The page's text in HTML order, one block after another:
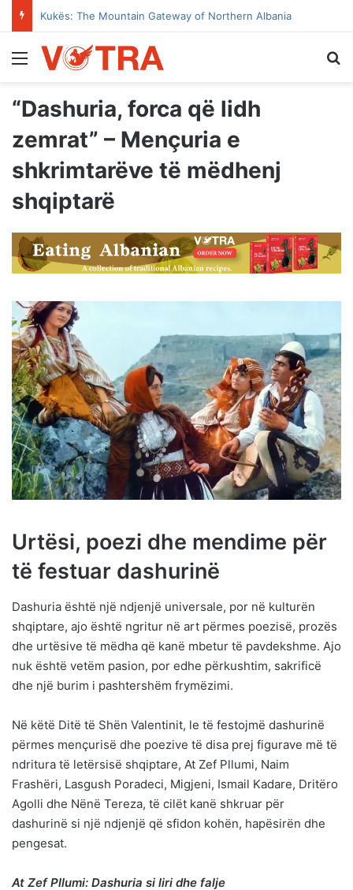
Kukës: The Mountain Gateway of Northern Albania
Menu
“Dashuria, forca që lidh
zemrat” – Mençuria e
shkrimtarëve të mëdhenj
shqiptarë
Urtësi, poezi dhe mendime për
të festuar dashurinë
Dashuria është një ndjenjë universale, por në kulturën
shqiptare, ajo është ngritur në art përmes poezisë, prozës
dhe urtësive të mëdha që kanë mbetur të pavdekshme. Ajo
nuk është vetëm pasion, por edhe përkushtim, sakrificë
dhe një burim i pashtershëm frymëzimi.
Në këtë Ditë të Shën Valentinit, le të festojmë dashurinë
përmes mençurisë dhe poezive të disa prej figurave më të
ndritura të letërsisë shqiptare, At Zef Pllumi, Naim
Frashëri, Lasgush Poradeci, Migjeni, Ismail Kadare, Dritëro
Agolli dhe Nënë Tereza, të cilët kanë shkruar për
dashurinë si një ndjenjë që sfidon kohën, hapësirën dhe
pengesat.
At Zef Pllumi: Dashuria si liri dhe falje